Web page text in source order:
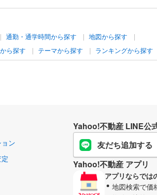
通勤・通学時間から探す
地図から探す
ら探す テーマから探す ランキングから探す
ン
Yahoo!不動産 LINE公
友だち追加する
Yahoo!不動産 アプリ
アプリならでは
地図検索で価